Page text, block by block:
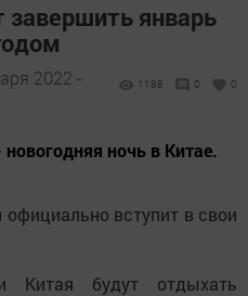
январь
2022 -
1188 0 0
ночь в Китае.
вступит в свои
Китая будут отдыхать